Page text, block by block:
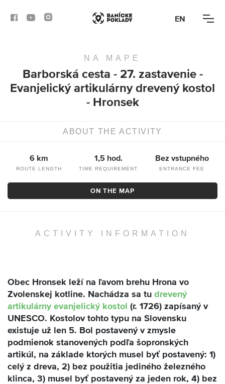
EN
ROUTES
BANSKÁ ŠTIAVNICA
KREMNICA
NA MAPE
Barborská cesta - 27. zastavenie -
Evanjelický artikulárny drevený kostol
- Hronsek
ABOUT THE ACTIVITY
6 km
ROUTE LENGTH
1,5 hod.
TIME REQUIREMENT
Bez vstupného
ENTRANCE FEE
ON THE MAP
ACTIVITY INFORMATION
Obec Hronsek leží na ľavom brehu Hrona vo
Zvolenskej kotline. Nachádza sa tu drevený
artikulárny evanjelický kostol (r. 1726) zapísaný v
UNESCO. Kostolov tohto typu na Slovensku
existuje už len 5. Bol postavený v zmysle
podmienok stanovených podľa šopronských
artikúl, na základe ktorých musel byť postavený: 1)
celý z dreva, 2) bez použitia jediného železného
klinca, 3) musel byť postavený za jeden rok, 4) bez